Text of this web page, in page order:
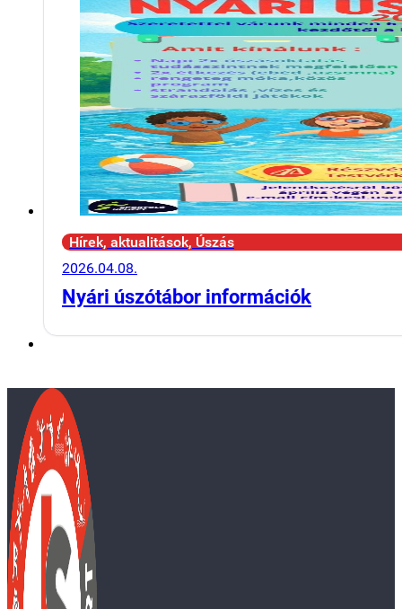
Hírek, aktualitások, Úszás
2026.04.08.
Nyári úszótábor információk